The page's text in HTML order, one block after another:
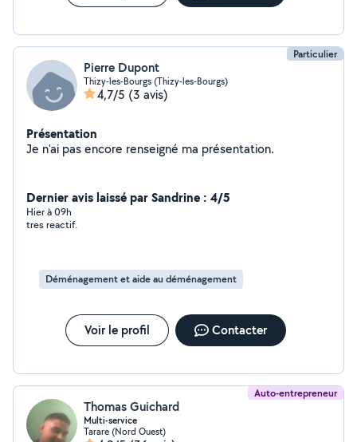
Particulier
Pierre Dupont
Thizy-les-Bourgs (Thizy-les-Bourgs)
4,7/5 (3 avis)
Présentation
Je n'ai pas encore renseigné ma présentation.
Dernier avis laissé par Sandrine : 4/5
Hier à 09h
tres reactif.
Déménagement et aide au déménagement
Voir le profil Contacter
Auto-entrepreneur
Thomas Guichard
Multi-service
Tarare (Nord Ouest)